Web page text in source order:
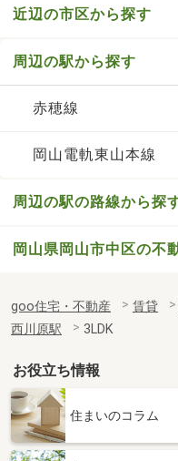
近辺の市区から探す
周辺の駅から探す
赤穂線
岡山電軌東山本線
周辺の駅の路線から探
岡山県岡山市中区の不
goo住宅・不動産 賃貸
西川原駅
3LDK
お役立ち情報
住まいのコラム